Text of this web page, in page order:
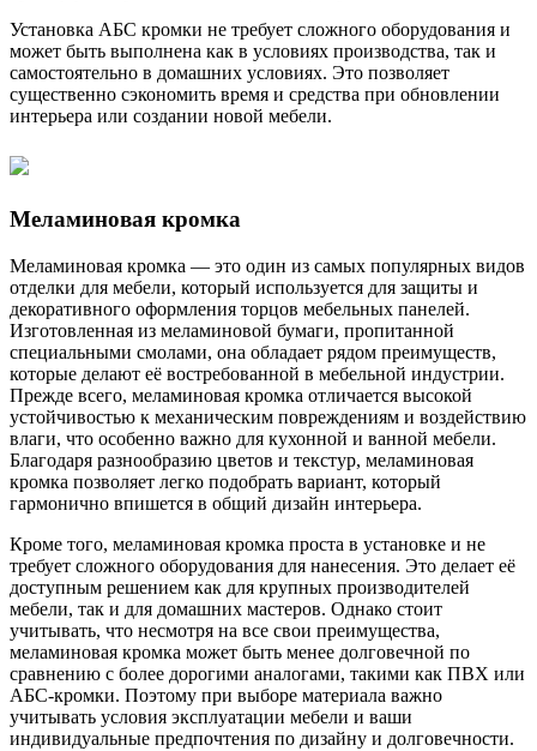
Установка АБС кромки не требует сложного оборудования и
может быть выполнена как в условиях производства, так и
самостоятельно в домашних условиях. Это позволяет
существенно сэкономить время и средства при обновлении
интерьера или создании новой мебели.
Меламиновая кромка
Меламиновая кромка — это один из самых популярных видов
отделки для мебели, который используется для защиты и
декоративного оформления торцов мебельных панелей.
Изготовленная из меламиновой бумаги, пропитанной
специальными смолами, она обладает рядом преимуществ,
которые делают её востребованной в мебельной индустрии.
Прежде всего, меламиновая кромка отличается высокой
устойчивостью к механическим повреждениям и воздействию
влаги, что особенно важно для кухонной и ванной мебели.
Благодаря разнообразию цветов и текстур, меламиновая
кромка позволяет легко подобрать вариант, который
гармонично впишется в общий дизайн интерьера.
Кроме того, меламиновая кромка проста в установке и не
требует сложного оборудования для нанесения. Это делает её
доступным решением как для крупных производителей
мебели, так и для домашних мастеров. Однако стоит
учитывать, что несмотря на все свои преимущества,
меламиновая кромка может быть менее долговечной по
сравнению с более дорогими аналогами, такими как ПВХ или
АБС-кромки. Поэтому при выборе материала важно
учитывать условия эксплуатации мебели и ваши
индивидуальные предпочтения по дизайну и долговечности.